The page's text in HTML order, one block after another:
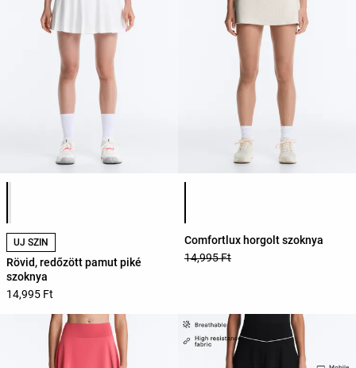
ÚJ SZÍN
Rövid, redőzött pamut piké
szoknya
14,995 Ft
Comfortlux horgolt szoknya
14,995 Ft